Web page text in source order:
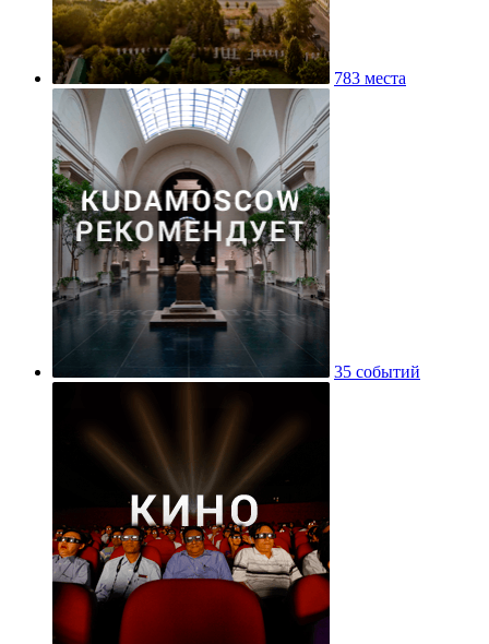
783 места
35 событий